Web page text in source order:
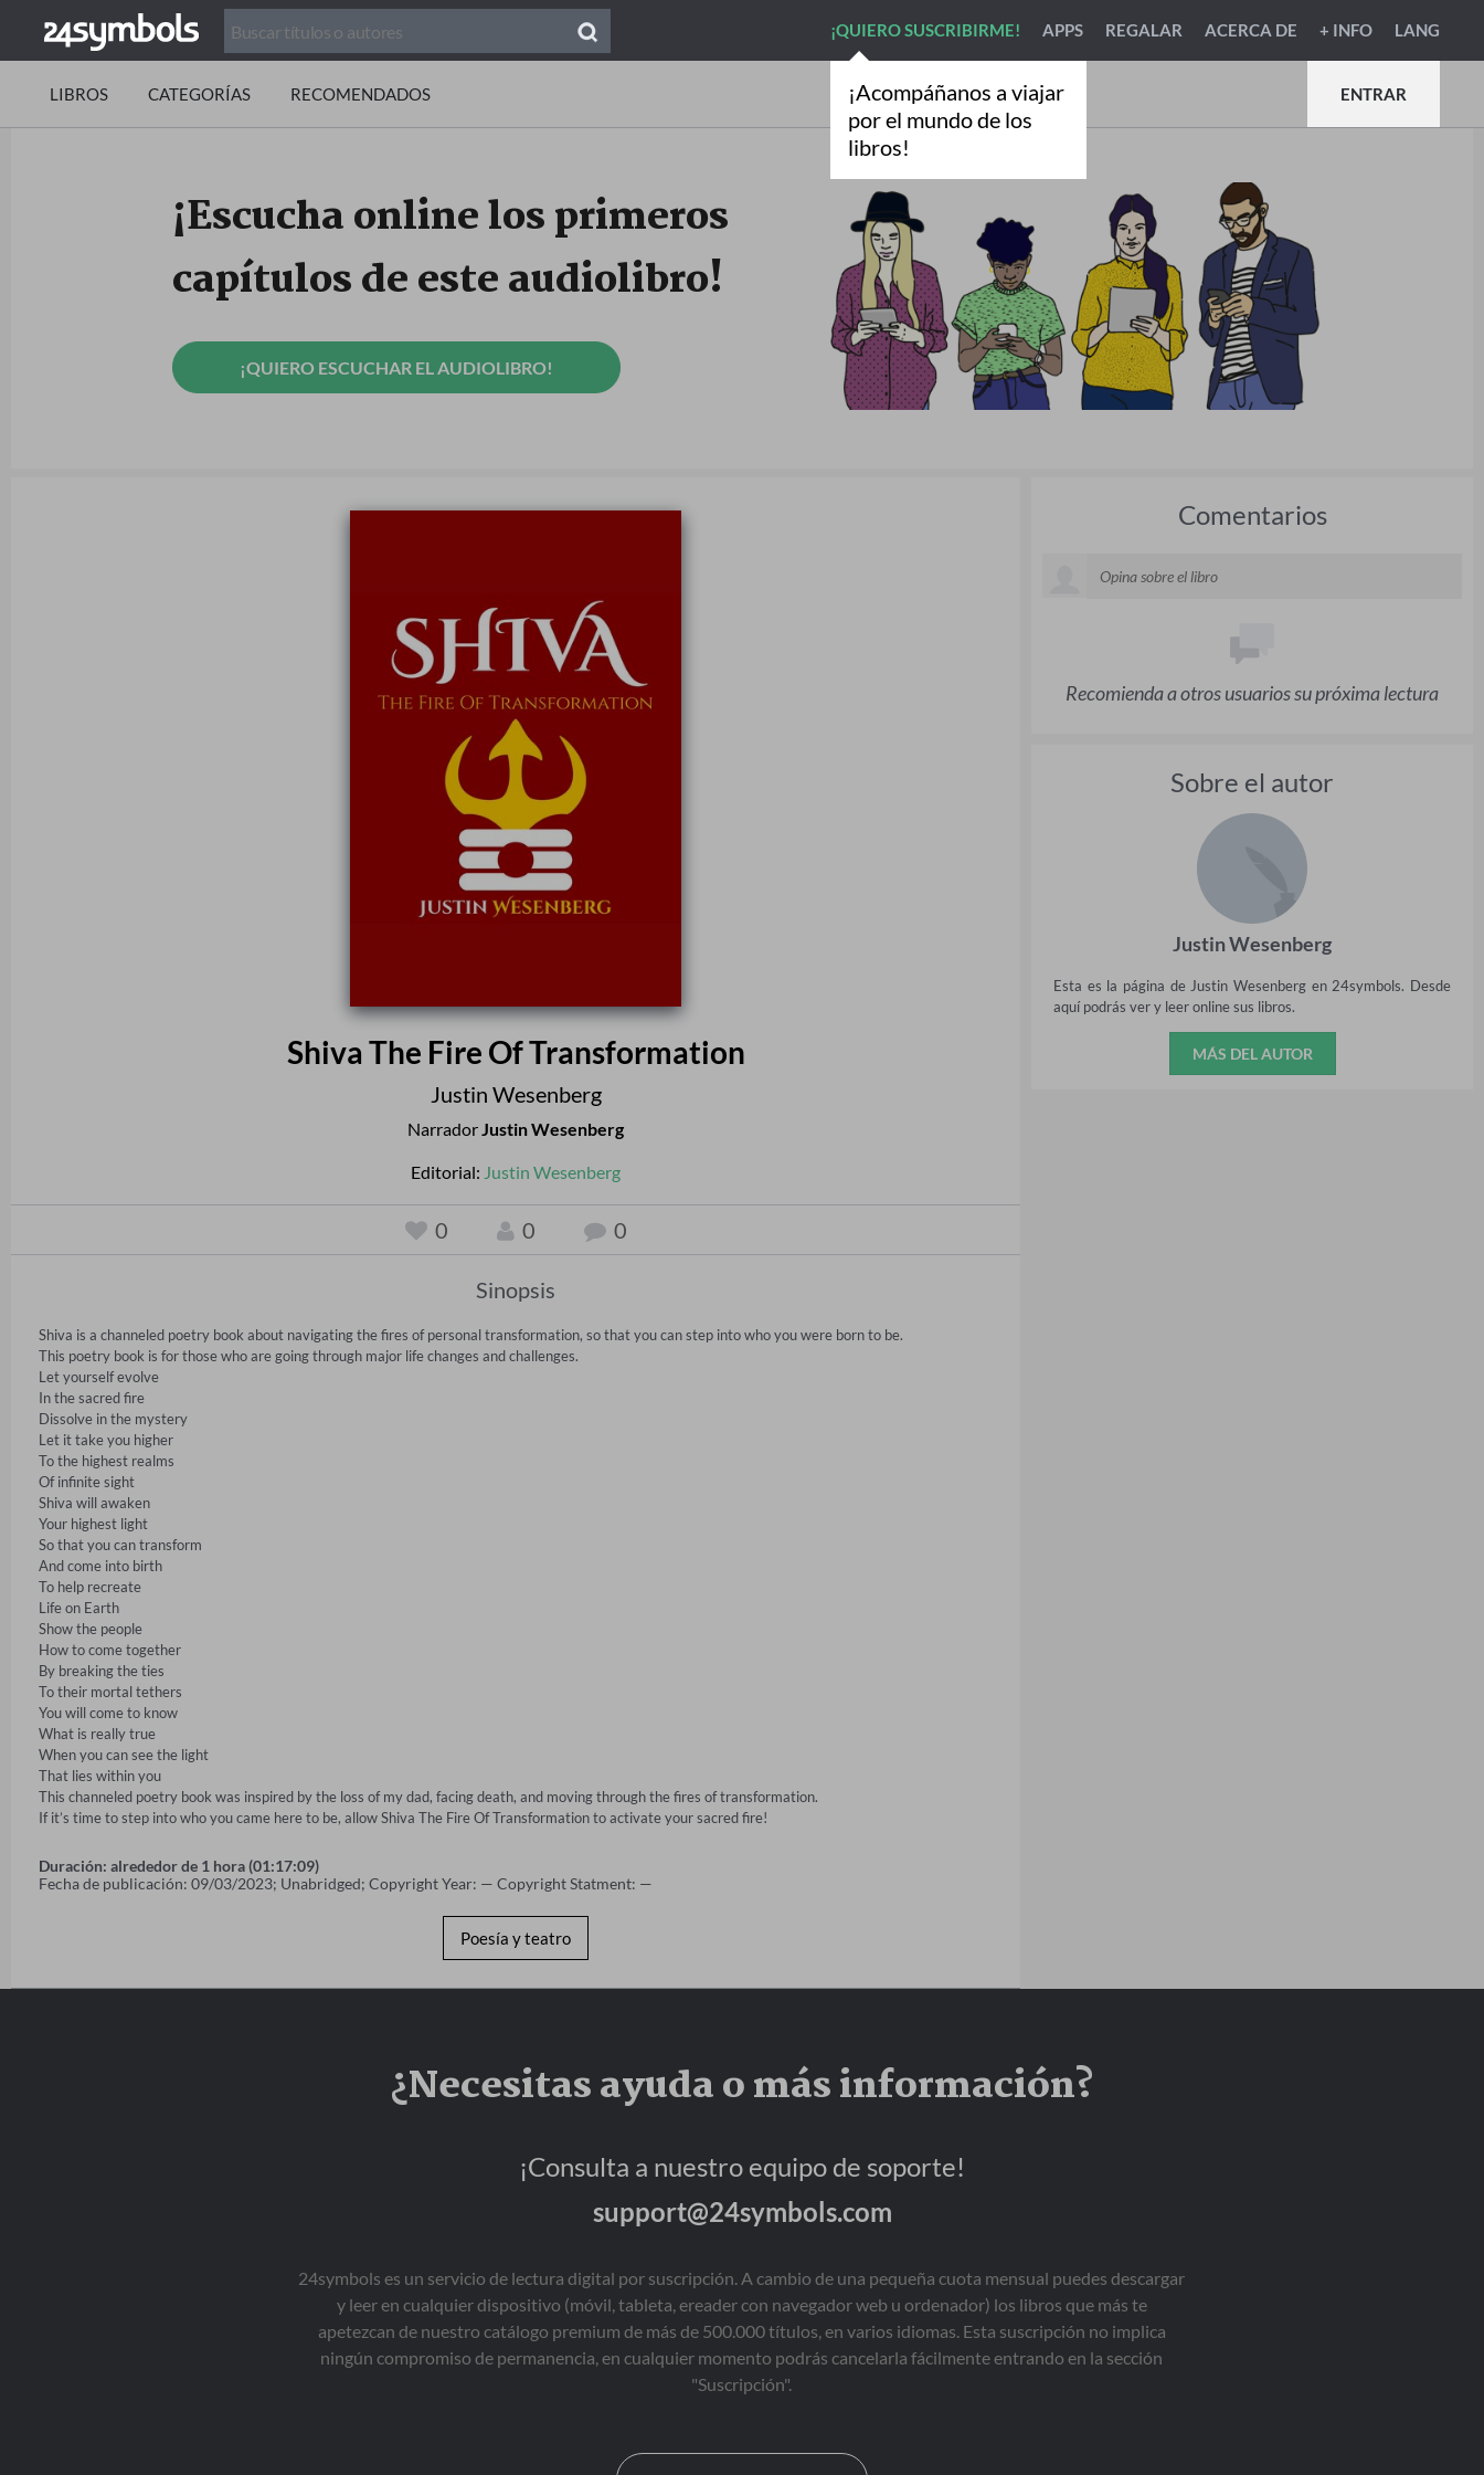
¡Acompáñanos a viajar
por el mundo de los
libros!
¡QUIERO SUSCRIBIRME! APPS REGALAR ACERCA DE + INFO LANG
LIBROS CATEGORÍAS RECOMENDADOS ENTRAR
¡Escucha online los primeros
capítulos de este audiolibro!
¡QUIERO ESCUCHAR EL AUDIOLIBRO!
Shiva The Fire Of Transformation
Justin Wesenberg
NarradorJustin Wesenberg
Editorial: Justin Wesenberg
0 0 0
Sinopsis
Shiva is a channeled poetry book about navigating the fires of personal transformation, so that you can step into who you were born to be.
This poetry book is for those who are going through major life changes and challenges.
Let yourself evolve
In the sacred fire
Dissolve in the mystery
Let it take you higher
To the highest realms
Of infinite sight
Shiva will awaken
Your highest light
So that you can transform
And come into birth
To help recreate
Life on Earth
Show the people
How to come together
By breaking the ties
To their mortal tethers
You will come to know
What is really true
When you can see the light
That lies within you
This channeled poetry book was inspired by the loss of my dad, facing death, and moving through the fires of transformation.
If it’s time to step into who you came here to be, allow Shiva The Fire Of Transformation to activate your sacred fire!
Duración: alrededor de 1 hora (01:17:09)
Fecha de publicación: 09/03/2023; Unabridged; Copyright Year: — Copyright Statment: —
Poesía y teatro
Comentarios
Recomienda a otros usuarios su próxima lectura
Sobre el autor
Justin Wesenberg
Esta es la página de Justin Wesenberg en 24symbols. Desde
aquí podrás ver y leer online sus libros.
MÁS DEL AUTOR
¿Necesitas ayuda o más información?
¡Consulta a nuestro equipo de soporte!
support@24symbols.com
24symbols es un servicio de lectura digital por suscripción. A cambio de una pequeña cuota mensual puedes descargar
y leer en cualquier dispositivo (móvil, tableta, ereader con navegador web u ordenador) los libros que más te
apetezcan de nuestro catálogo premium de más de 500.000 títulos, en varios idiomas. Esta suscripción no implica
ningún compromiso de permanencia, en cualquier momento podrás cancelarla fácilmente entrando en la sección
"Suscripción".